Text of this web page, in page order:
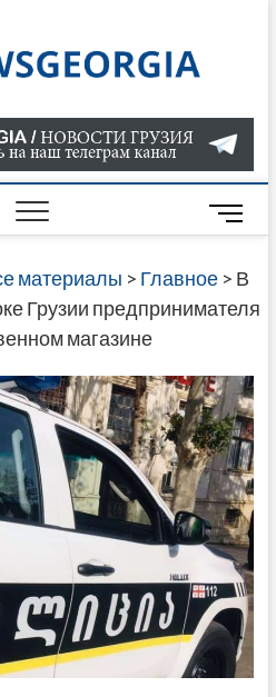
О
В
ГРУЗИИ
САЙТЕ
M
e
n
u
t
t
o
n
материалы > Главное> В
Грузии предпринимателя
магазине